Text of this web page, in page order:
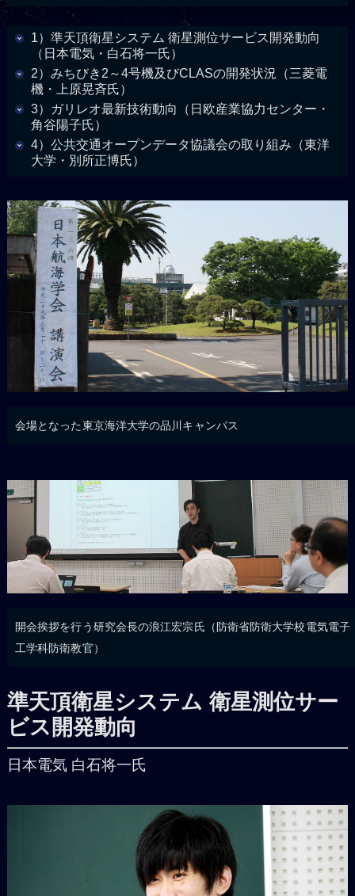
1）準天頂衛星システム 衛星測位サービス開発動向
（日本電気・白石将一氏）
2）みちびき2～4号機及びCLASの開発状況（三菱電
機・上原晃斉氏）
3）ガリレオ最新技術動向（日欧産業協力センター・
角谷陽子氏）
4）公共交通オープンデータ協議会の取り組み（東洋
大学・別所正博氏）
会場となった東京海洋大学の品川キャンパス
開会挨拶を行う研究会長の浪江宏宗氏（防衛省防衛大学校電気電子
工学科防衛教官）
準天頂衛星システム 衛星測位サー
ビス開発動向
日本電気 白石将一氏